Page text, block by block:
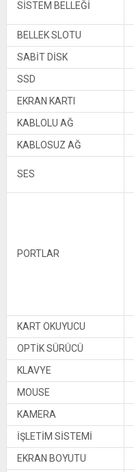
SİSTEM BELLEĞİ
BELLEK SLOTU
SABİT DİSK
SSD
EKRAN KARTI
KABLOLU AĞ
KABLOSUZ AĞ
SES
PORTLAR
KART OKUYUCU
OPTİK SÜRÜCÜ
KLAVYE
MOUSE
KAMERA
İŞLETİM SİSTEMİ
EKRAN BOYUTU